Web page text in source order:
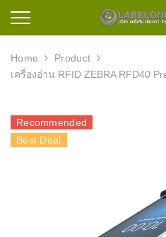
Home
Product
เครื่องอ่าน RFID ZEBRA RFD40
Recommended
Best Deal